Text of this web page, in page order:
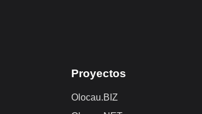
Proyectos
Olocau.BIZ